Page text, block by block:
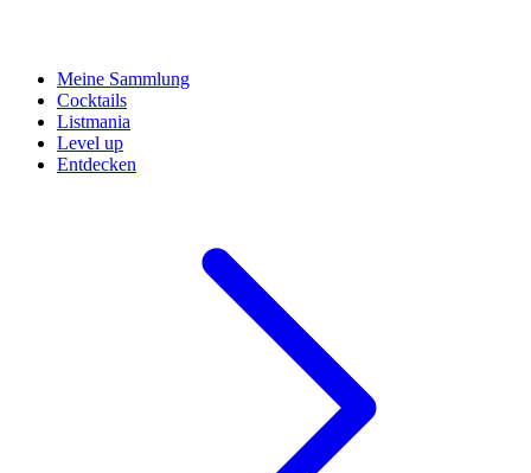
Meine Sammlung
Cocktails
Listmania
Level up
Entdecken